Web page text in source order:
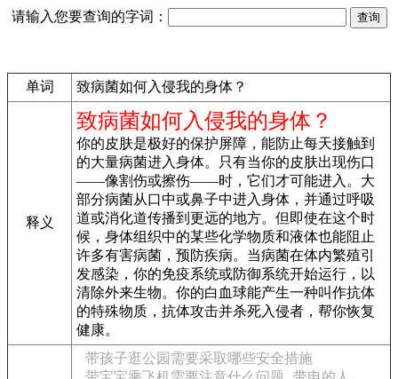
请输入您要查询的字词：
单词 致病菌如何入侵我的身体？
释义
致病菌如何入侵我的身体？
你的皮肤是极好的保护屏障，能防止每天接触到
的大量病菌进入身体。只有当你的皮肤出现伤口
——像割伤或擦伤——时，它们才可能进入。大
部分病菌从口中或鼻子中进入身体，并通过呼吸
道或消化道传播到更远的地方。但即使在这个时
候，身体组织中的某些化学物质和液体也能阻止
许多有害病菌，预防疾病。当病菌在体内繁殖引
发感染，你的免疫系统或防御系统开始运行，以
清除外来生物。你的白血球能产生一种叫作抗体
的特殊物质，抗体攻击并杀死入侵者，帮你恢复
健康。
带孩子逛公园需要采取哪些安全措施